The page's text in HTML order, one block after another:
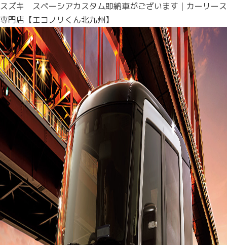
スズキ スペーシアカスタム即納車がございます｜カーリース
専門店【エコノリくん北九州】